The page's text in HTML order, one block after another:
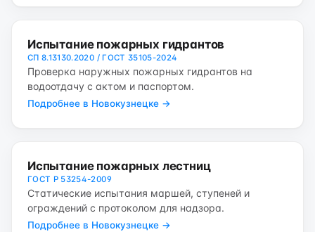
Испытание пожарных гидрантов
СП 8.13130.2020 / ГОСТ 35105-2024
Проверка наружных пожарных гидрантов на
водоотдачу с актом и паспортом.
Подробнее в Новокузнецке →
Испытание пожарных лестниц
ГОСТ Р 53254-2009
Статические испытания маршей, ступеней и
ограждений с протоколом для надзора.
Подробнее в Новокузнецке →